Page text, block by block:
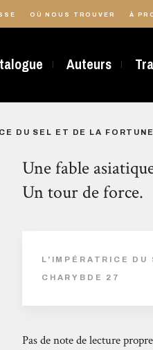
OÙ NOUS TROUVER À
Auteurs
DU SEL ET DE LA
Une fable
Un tour de force.
L'IMPÉRATRICE DU
CHARYBDE 27
Pas de note de lecture